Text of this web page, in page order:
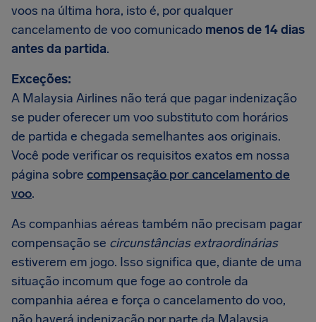
voos na última hora, isto é, por qualquer
cancelamento de voo comunicado menos de 14 dias
antes da partida.
Exceções:
A Malaysia Airlines não terá que pagar indenização
se puder oferecer um voo substituto com horários
de partida e chegada semelhantes aos originais.
Você pode verificar os requisitos exatos em nossa
página sobre compensação por cancelamento de
voo.
As companhias aéreas também não precisam pagar
compensação se circunstâncias extraordinárias
estiverem em jogo. Isso significa que, diante de uma
situação incomum que foge ao controle da
companhia aérea e força o cancelamento do voo,